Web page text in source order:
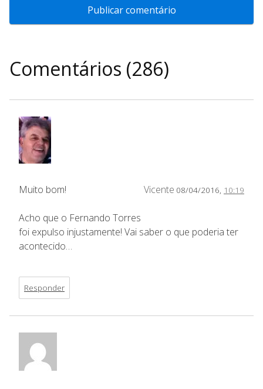
Comentários (286)
Vicente 08/04/2016, 10:19
Muito bom!
Acho que o Fernando Torres
foi expulso injustamente! Vai saber o que poderia ter
acontecido…
Responder